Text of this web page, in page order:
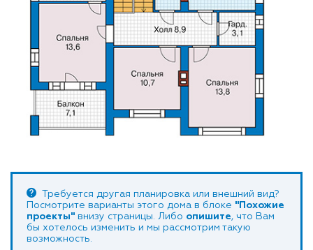
Требуется другая планировка или внешний вид?
Посмотрите варианты этого дома в блоке "Похожие
проекты" внизу страницы. Либо опишите, что Вам
бы хотелось изменить и мы рассмотрим такую
возможность.